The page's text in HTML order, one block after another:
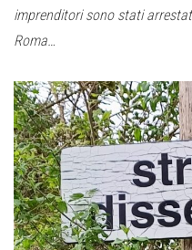
imprenditori sono stati
Roma…